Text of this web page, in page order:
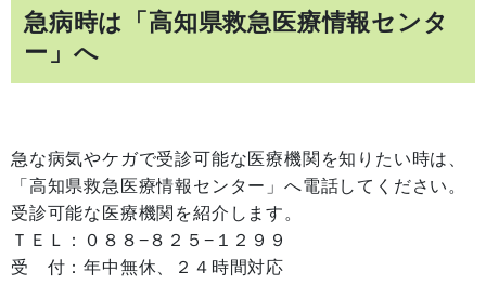
急病時は「高知県救急医療情報センタ
ー」へ
急な病気やケガで受診可能な医療機関を知りたい時は、
「高知県救急医療情報センター」へ電話してください。
受診可能な医療機関を紹介します。
ＴＥＬ：０８８−８２５−１２９９
受 付：年中無休、２４時間対応